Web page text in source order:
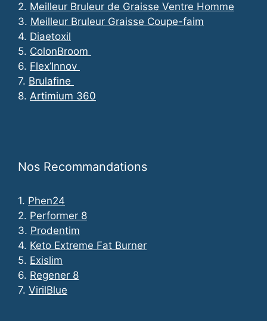
2. Meilleur Bruleur de Graisse Ventre Homme
3. Meilleur Bruleur Graisse Coupe-faim
4. Diaetoxil
5. ColonBroom
6. Flex’Innov
7. Brulafine
8. Artimium 360
Nos Recommandations
1. Phen24
2. Performer 8
3. Prodentim
4. Keto Extreme Fat Burner
5. Exislim
6. Regener 8
7. VirilBlue